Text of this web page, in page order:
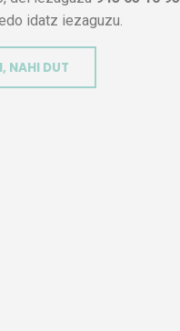
idatz iezaguzu.
NAHI DUT